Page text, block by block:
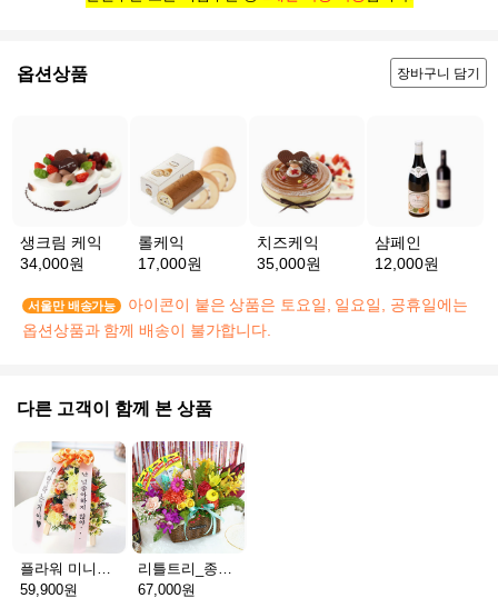
옵션상품 장바구니 담기
생크림 케익
34,000원
롤케익
17,000원
치즈케익
35,000원
샴페인
12,000원
서울만 배송가능
아이콘이 붙은 상품은 토요일, 일요일, 공휴일에는
옵션상품과 함께 배송이 불가합니다.
다른 고객이 함께 본 상품
59,900원
67,000원